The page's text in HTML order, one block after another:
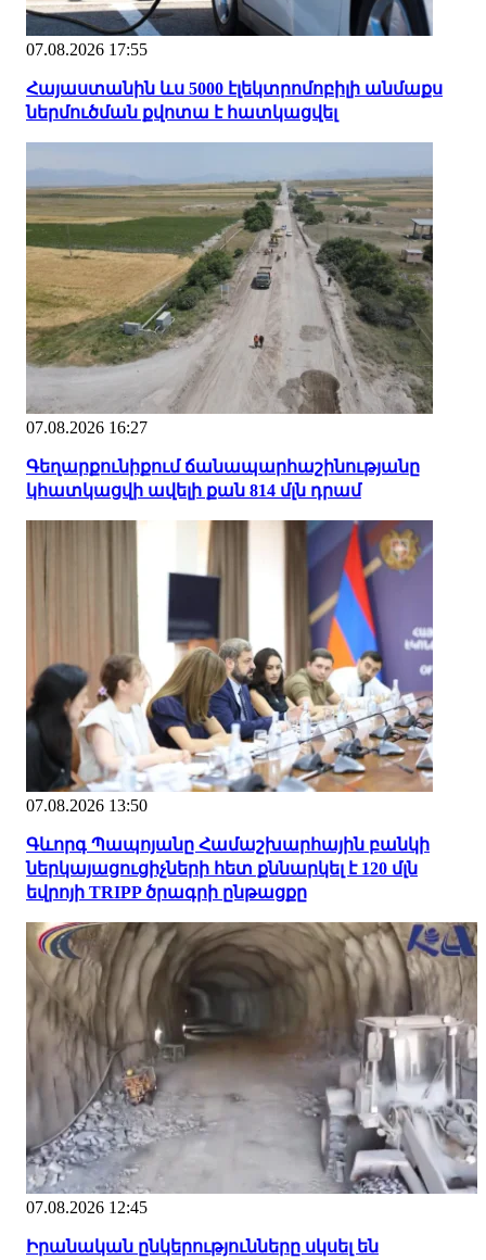
07.08.2026 17:55
Հայաստանին ևս 5000 էլեկտրոմոբիլի անմաքս
ներմուծման քվոտա է հատկացվել
07.08.2026 16:27
Գեղարքունիքում ճանապարհաշինությանը
կհատկացվի ավելի քան 814 մլն դրամ
07.08.2026 13:50
Գևորգ Պապոյանը Համաշխարհային բանկի
ներկայացուցիչների հետ քննարկել է 120 մլն
եվրոյի TRIPP ծրագրի ընթացքը
07.08.2026 12:45
Իրանական ընկերությունները սկսել են